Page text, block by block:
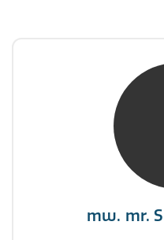
mw. mr.
mw. mr.
NIVRE
“Als je de
veranderen,